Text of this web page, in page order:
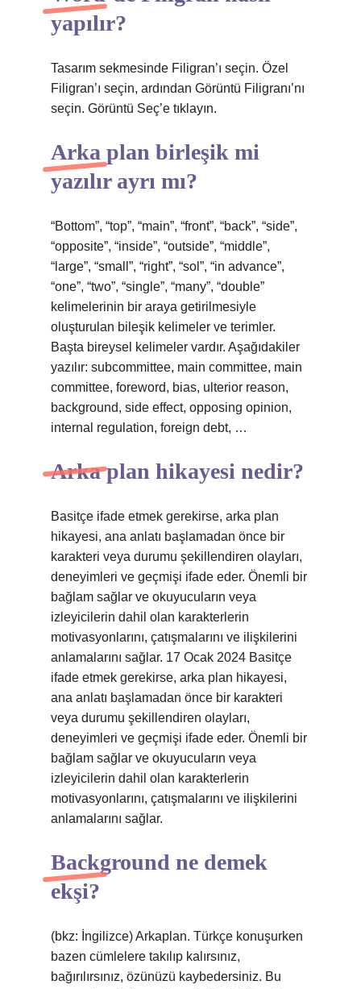
yapılır?
Tasarım sekmesinde Filigran’ı seçin. Özel
Filigran’ı seçin, ardından Görüntü Filigranı’nı
seçin. Görüntü Seç’e tıklayın.
Arka plan birleşik mi
yazılır ayrı mı?
“Bottom”, “top”, “main”, “front”, “back”, “side”,
“opposite”, “inside”, “outside”, “middle”,
“large”, “small”, “right”, “sol”, “in advance”,
“one”, “two”, “single”, “many”, “double”
kelimelerinin bir araya getirilmesiyle
oluşturulan bileşik kelimeler ve terimler.
Başta bireysel kelimeler vardır. Aşağıdakiler
yazılır: subcommittee, main committee, main
committee, foreword, bias, ulterior reason,
background, side effect, opposing opinion,
internal regulation, foreign debt, …
Arka plan hikayesi nedir?
Basitçe ifade etmek gerekirse, arka plan
hikayesi, ana anlatı başlamadan önce bir
karakteri veya durumu şekillendiren olayları,
deneyimleri ve geçmişi ifade eder. Önemli bir
bağlam sağlar ve okuyucuların veya
izleyicilerin dahil olan karakterlerin
motivasyonlarını, çatışmalarını ve ilişkilerini
anlamalarını sağlar. 17 Ocak 2024 Basitçe
ifade etmek gerekirse, arka plan hikayesi,
ana anlatı başlamadan önce bir karakteri
veya durumu şekillendiren olayları,
deneyimleri ve geçmişi ifade eder. Önemli bir
bağlam sağlar ve okuyucuların veya
izleyicilerin dahil olan karakterlerin
motivasyonlarını, çatışmalarını ve ilişkilerini
anlamalarını sağlar.
Background ne demek
ekşi?
(bkz: İngilizce) Arkaplan. Türkçe konuşurken
bazen cümlelere takılıp kalırsınız,
bağırılırsınız, özünüzü kaybedersiniz. Bu